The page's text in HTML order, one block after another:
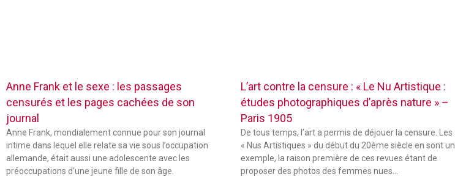
Anne Frank et le sexe : les passages
censurés et les pages cachées de son
journal
Anne Frank, mondialement connue pour son journal
intime dans lequel elle relate sa vie sous l’occupation
allemande, était aussi une adolescente avec les
préoccupations d’une jeune fille de son âge.
L’art contre la censure : « Le Nu Artistique :
études photographiques d’après nature » –
Paris 1905
De tous temps, l’art a permis de déjouer la censure. Les
« Nus Artistiques » du début du 20ème siècle en sont un
exemple, la raison première de ces revues étant de
proposer des photos des femmes nues…